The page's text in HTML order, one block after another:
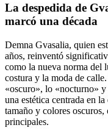
La despedida de
marcó una década
Demna Gvasalia, quien
años, reinventó
como la nueva norma del
costura y la moda de
«oscuro», lo «nocturno»
una estética centrada en
tamaño y colores
principales.